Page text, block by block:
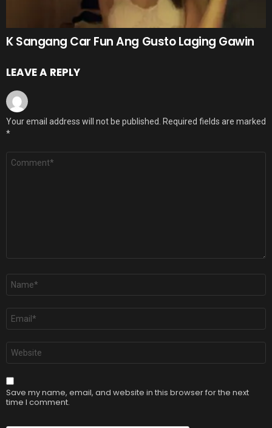
K Sangang Car Fun Ang Gusto Laging Gawin
LEAVE A REPLY
Your email address will not be published.
Required fields are marked
*
Comment
Name
Email
Website
Save my name, email, and website in this browser for the next
time I comment.